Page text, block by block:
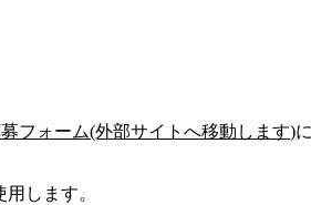
フォーム(外部サイトへ移動します)
します。